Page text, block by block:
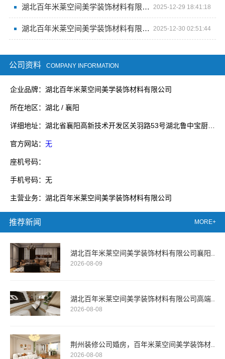
公司资料 COMPANY INFORMATION
企业品牌：湖北百年米莱空间美学装饰材料有限公司
所在地区：湖北 / 襄阳
详细地址：湖北省襄阳高新技术开发区关羽路53号湖北鲁中宝厨业有限公司院内1号厂房
官方网站： 无
座机号码：
手机号码：无
主营业务：湖北百年米莱空间美学装饰材料有限公司
推荐新闻 MORE+
湖北百年米莱空间美学装饰材料有限公司襄阳..
2026-08-09
湖北百年米莱空间美学装饰材料有限公司高端..
2026-08-08
荆州装修公司婚房，百年米莱空间美学装饰材..
2026-08-08
湖北百年米莱空间美学装饰材料有限公司之工厂印象 2025-12-29 18:41:18
湖北百年米莱空间美学装饰材料有限公司 开启空间美学工厂新篇 2025-12-30 02:51:44